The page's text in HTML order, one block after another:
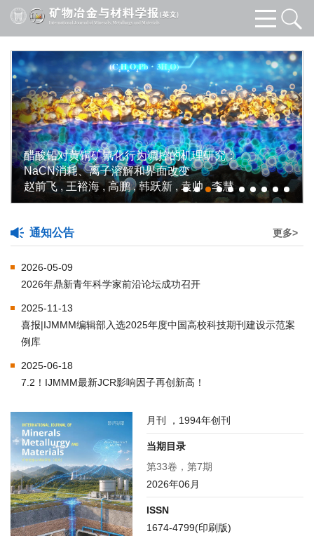
化行为调控的机理研究：
溶解和界面改变
高鹏 , 韩跃新 , 袁帅 , 李慧
电流辅助搅拌摩擦
学性能及变形行为
王凯伟, 乔柯, 王快
艺, 郭旭, 周凯, 强凤
通知公告 更多>
2026-05-09
2026年鼎新青年科学家前沿论坛成功召开
2025-11-13
喜报|IJMMM编辑部入选2025年度中国高校科技期刊建设示范案
例库
2025-06-18
7.2！IJMMM最新JCR影响因子再创新高！
月刊 ，1994年创刊
当期目录
第33卷，第7期
2026年06月
ISSN
1674-4799(印刷版)